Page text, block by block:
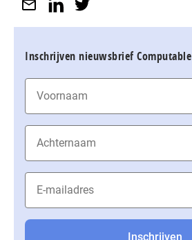
Inschrijven nieuwsbrief Computable